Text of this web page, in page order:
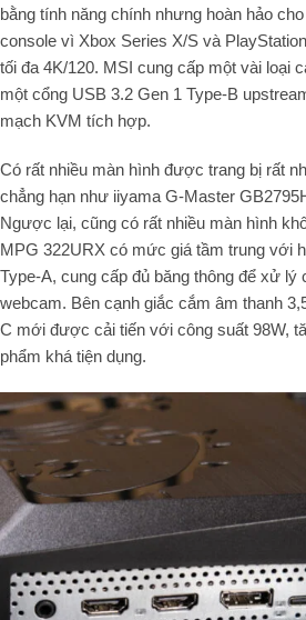
bằng tính năng chính nhưng hoàn hảo
console vì Xbox Series X/S và
tối đa 4K/120. MSI cung cấp một vài loại
một cổng USB 3.2 Gen 1 Type-B
mạch KVM tích hợp.
Có rất nhiều màn hình được trang bị rất
chẳng hạn như iiyama G-Master
Ngược lại, cũng có rất nhiều màn hình
MPG 322URX có mức giá tầm trung với
Type-A, cung cấp đủ băng thông để xử lý
webcam. Bên cạnh giắc cắm âm thanh
C mới được cải tiến với công suất 98W,
phẩm khá tiện dụng.